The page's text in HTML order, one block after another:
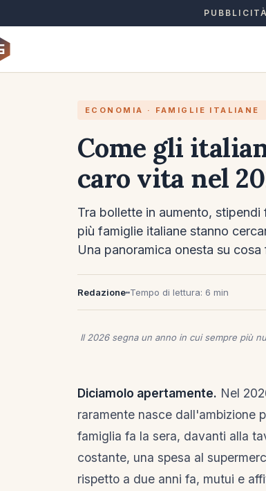
ECONOMIA · FAMIGLIE ITALIANE
Come gli
caro vita nel
Tra bollette in aumento,
più famiglie italiane stanno
Una panoramica onesta su
Redazione Tempo di lettura: 6 min
Il 2026 segna un anno in cui sempre più
Diciamolo apertamente. Nel
raramente nasce dall'ambizione
famiglia fa la sera, davanti alla
costante, una spesa al
rispetto a due anni fa, mutui e